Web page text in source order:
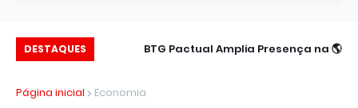
DESTAQUES
🌎 BTG Pactual Amplia Presença na
para 14,00% ao
Página inicial
Economia